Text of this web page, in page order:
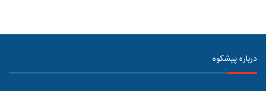
درباره پیشکوه